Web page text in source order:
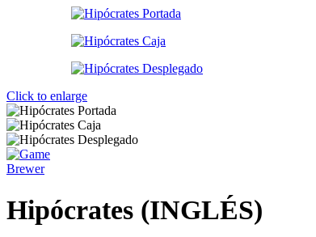
Click to enlarge
Hipócrates (INGLÉS)